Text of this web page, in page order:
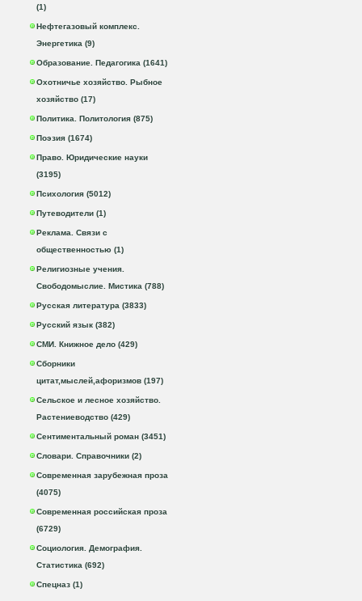
(1)
Нефтегазовый комплекс.
Энергетика (9)
Образование. Педагогика (1641)
Охотничье хозяйство. Рыбное
хозяйство (17)
Политика. Политология (875)
Поэзия (1674)
Право. Юридические науки
(3195)
Психология (5012)
Путеводители (1)
Реклама. Связи с
общественностью (1)
Религиозные учения.
Свободомыслие. Мистика (788)
Русская литература (3833)
Русский язык (382)
СМИ. Книжное дело (429)
Сборники
цитат,мыслей,афоризмов (197)
Сельское и лесное хозяйство.
Растениеводство (429)
Сентиментальный роман (3451)
Словари. Справочники (2)
Современная зарубежная проза
(4075)
Современная российская проза
(6729)
Социология. Демография.
Статистика (692)
Спецназ (1)